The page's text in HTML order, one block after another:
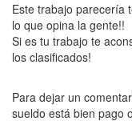
Este trabajo parecería
lo que opina la gente!!
Si es tu trabajo te
los clasificados!
Para dejar un
sueldo está bien pago